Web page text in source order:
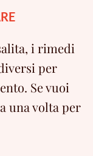
i rimedi
per
Se vuoi
una volta per